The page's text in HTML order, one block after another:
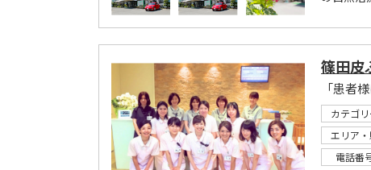
篠田皮
カテゴ
エリア・
電話番